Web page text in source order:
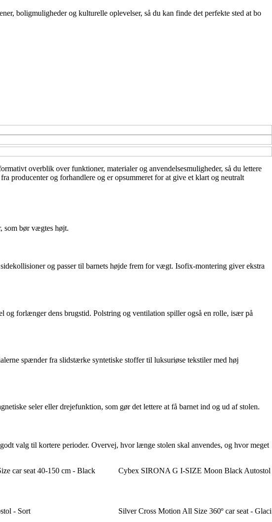
boligmuligheder og kulturelle oplevelser, så du kan finde det perfekte sted at bo
overblik over funktioner, materialer og anvendelsesmuligheder, så du lettere
producenter og forhandlere og er opsummeret for at give et klart og neutralt
som bør vægtes højt.
og passer til barnets højde frem for vægt. Isofix-montering giver ekstra
og forlænger dens brugstid. Polstring og ventilation spiller også en rolle, især på
spænder fra slidstærke syntetiske stoffer til luksuriøse tekstiler med høj
seler eller drejefunktion, som gør det lettere at få barnet ind og ud af stolen.
valg til kortere perioder. Overvej, hvor længe stolen skal anvendes, og hvor meget
car seat 40-150 cm - Black
Cybex SIRONA G I-SIZE Moon Black Autostol
- Sort
Silver Cross Motion All Size 360º car seat - Glaci